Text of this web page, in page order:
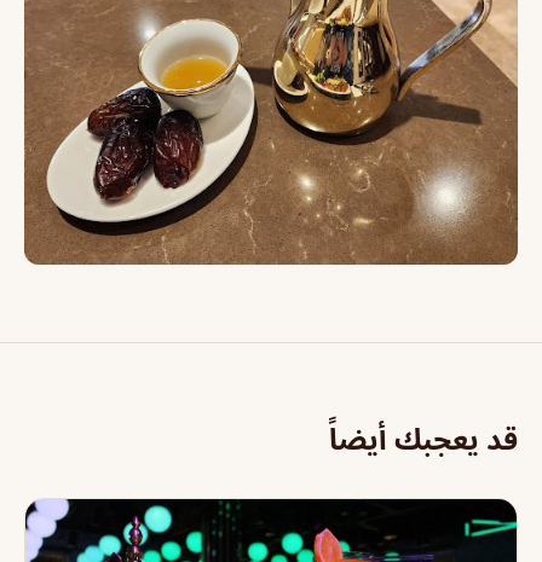
قد يعجبك أيضاً